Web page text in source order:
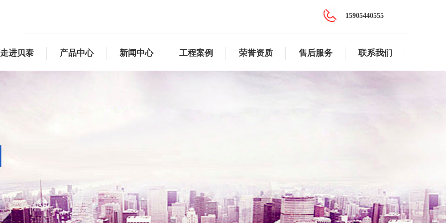
15905440555
走进贝泰 产品中心 新闻中心 工程案例 荣誉资质 售后服务 联系我们